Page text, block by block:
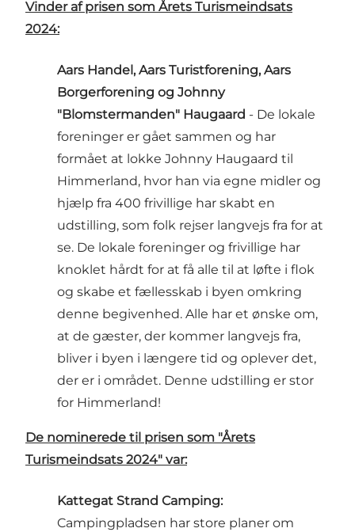
Vinder af prisen som Årets Turismeindsats
2024:
Aars Handel, Aars Turistforening, Aars
Borgerforening og Johnny
"Blomstermanden" Haugaard - De lokale
foreninger er gået sammen og har
formået at lokke Johnny Haugaard til
Himmerland, hvor han via egne midler og
hjælp fra 400 frivillige har skabt en
udstilling, som folk rejser langvejs fra for at
se. De lokale foreninger og frivillige har
knoklet hårdt for at få alle til at løfte i flok
og skabe et fællesskab i byen omkring
denne begivenhed. Alle har et ønske om,
at de gæster, der kommer langvejs fra,
bliver i byen i længere tid og oplever det,
der er i området. Denne udstilling er stor
for Himmerland!
De nominerede til prisen som "Årets
Turismeindsats 2024" var:
Kattegat Strand Camping:
Campingpladsen har store planer om